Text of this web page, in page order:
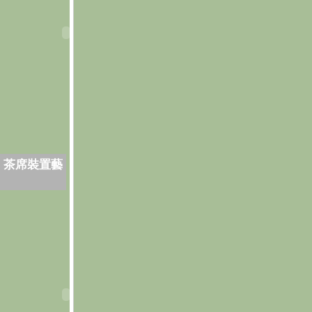
席裝置藝